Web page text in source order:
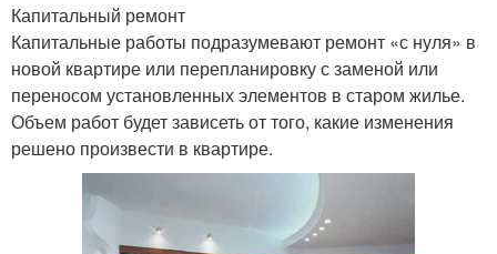
Капитальный ремонт
Капитальные работы подразумевают ремонт «с нуля» в
новой квартире или перепланировку с заменой или
переносом установленных элементов в старом жилье.
Объем работ будет зависеть от того, какие изменения
решено произвести в квартире.